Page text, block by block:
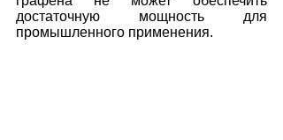
достаточную мощность для
промышленного применения.